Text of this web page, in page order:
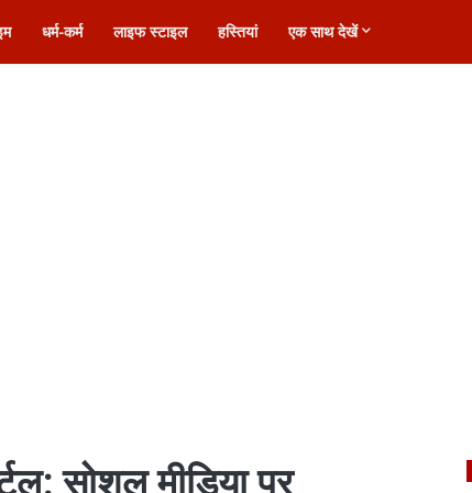
धर्म-कर्म लाइफ स्टाइल हस्तियां एक साथ देखें
सोशल मीडिया पर